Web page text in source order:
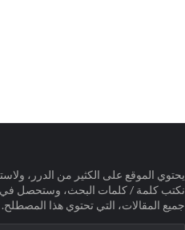
يحتوي الموقع على الكثير من الدرر،
نكتب كلمة / كلمات البحث، وستحصل في
جميع المقالات، التي تحتوي هذا المصطلح.